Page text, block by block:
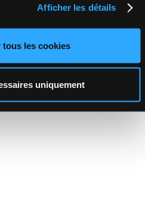
Afficher les détails
tous les cookies
uniquement